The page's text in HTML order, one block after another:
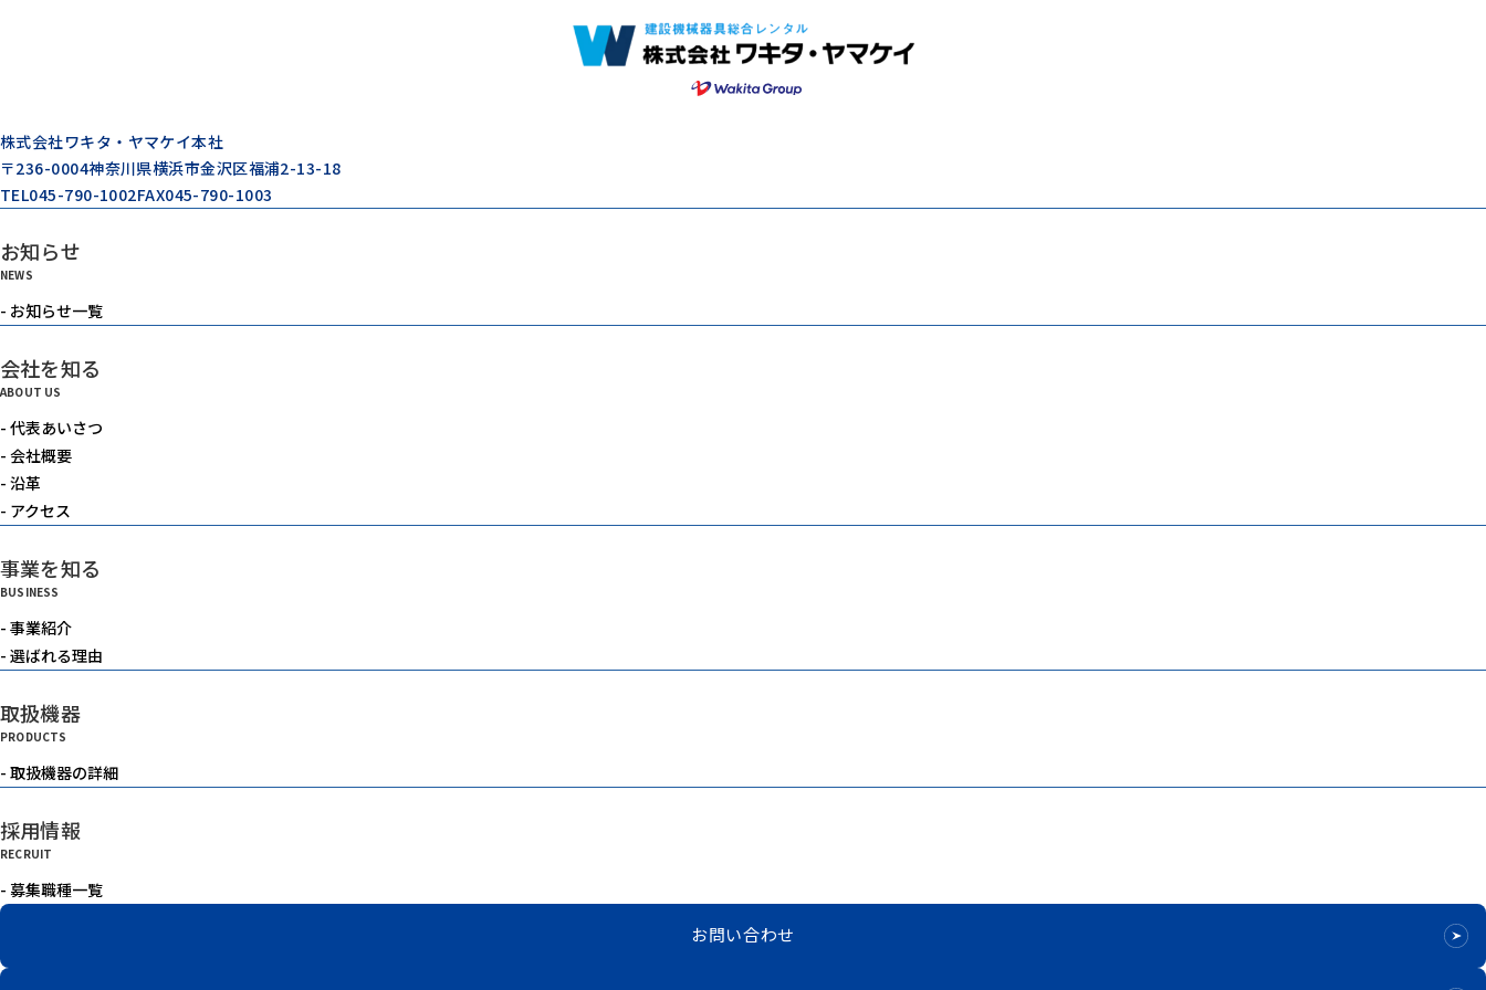
株式会社ワキタ・ヤマケイ本社
〒236-0004神奈川県横浜市金沢区福浦2-13-18
TEL045-790-1002FAX045-790-1003
お知らせ
NEWS
- お知らせ一覧
会社を知る
ABOUT US
- 代表あいさつ
- 会社概要
- 沿革
- アクセス
事業を知る
BUSINESS
- 事業紹介
- 選ばれる理由
取扱機器
PRODUCTS
- 取扱機器の詳細
採用情報
RECRUIT
- 募集職種一覧
お問い合わせ